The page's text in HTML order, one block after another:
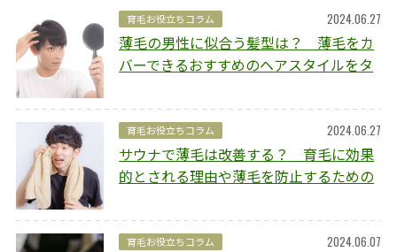
育毛お役立ちコラム 2024.06.27
薄毛の男性に似合う髪型は？ 薄毛をカ
バーできるおすすめのヘアスタイルをタ
育毛お役立ちコラム 2024.06.27
サウナで薄毛は改善する？ 育毛に効果
的とされる理由や薄毛を防止するための
育毛お役立ちコラム 2024.06.07